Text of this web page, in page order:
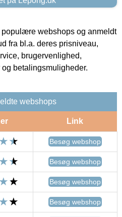
webshops og anmeldt
fra bl.a. deres prisniveau,
brugervenlighed,
betalingsmuligheder.
webshops
Link
Besøg webshop
Besøg webshop
Besøg webshop
Besøg webshop